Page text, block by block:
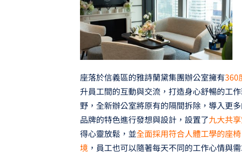
座落於信義區的雅詩蘭黛集團辦公室擁有360
升員工間的互動與交流，打造身心舒暢的工
野，全新辦公室將原有的隔間拆除，導入更
品牌的特色進行發想與設計，設置了九大共
得心靈放鬆，並全面採用符合人體工學的座椅
境，員工也可以隨著每天不同的工作心情與